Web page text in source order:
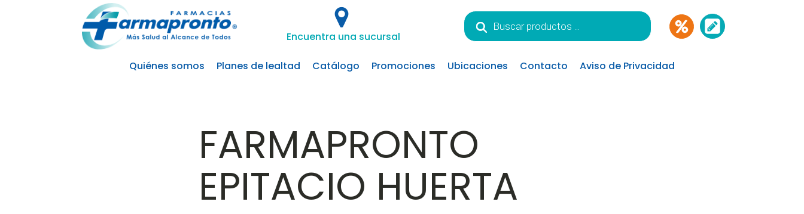
Encuentra una sucursal
Búsqueda
de
productos
Quiénes somos Planes de lealtad Catálogo Promociones Ubicaciones Contacto Aviso de Privacidad
FARMAPRONTO
EPITACIO HUERTA